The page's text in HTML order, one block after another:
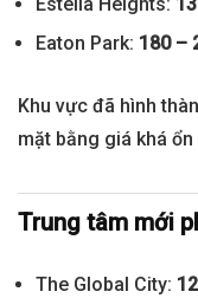
Eaton Park: 180 –
Khu vực đã hình
mặt bằng giá khá ổn
Trung tâm mới
The Global City: